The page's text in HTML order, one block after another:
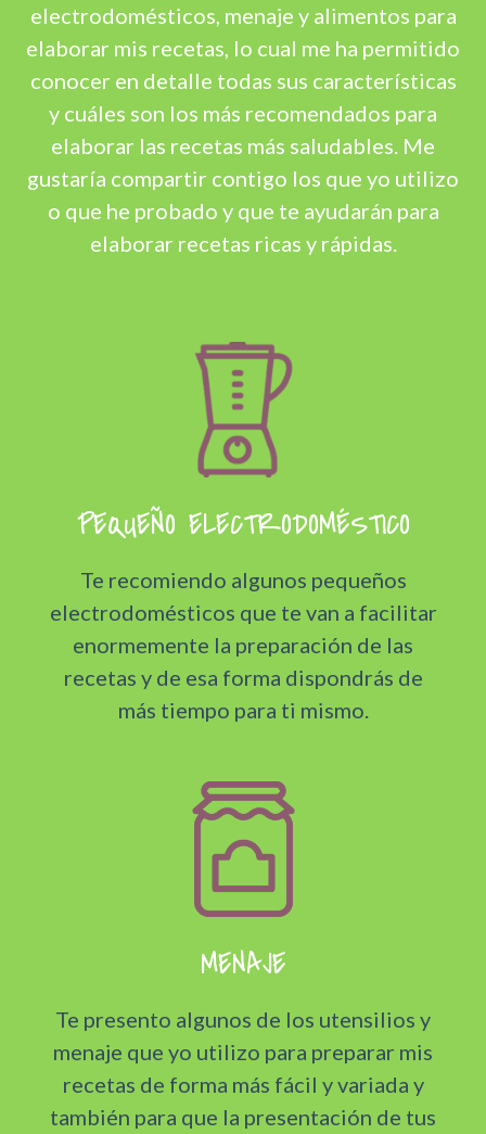
electrodomésticos, menaje y alimentos para
elaborar mis recetas, lo cual me ha permitido
conocer en detalle todas sus características
y cuáles son los más recomendados para
elaborar las recetas más saludables. Me
gustaría compartir contigo los que yo utilizo
o que he probado y que te ayudarán para
elaborar recetas ricas y rápidas.
PEQUEÑO ELECTRODOMÉSTICO
Te recomiendo algunos pequeños
electrodomésticos que te van a facilitar
enormemente la preparación de las
recetas y de esa forma dispondrás de
más tiempo para ti mismo.
MENAJE
Te presento algunos de los utensilios y
menaje que yo utilizo para preparar mis
recetas de forma más fácil y variada y
también para que la presentación de tus